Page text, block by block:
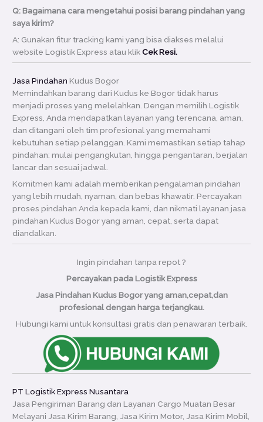
Q: Bagaimana cara mengetahui posisi barang pindahan yang
saya kirim?
A: Gunakan fitur tracking kami yang bisa diakses melalui
website Logistik Express atau klikCek Resi.
Jasa Pindahan Kudus Bogor
Memindahkan barang dari Kudus ke Bogor tidak harus
menjadi proses yang melelahkan. Dengan memilih Logistik
Express, Anda mendapatkan layanan yang terencana, aman,
dan ditangani oleh tim profesional yang memahami
kebutuhan setiap pelanggan. Kami memastikan setiap tahap
pindahan: mulai pengangkutan, hingga pengantaran, berjalan
lancar dan sesuai jadwal.
Komitmen kami adalah memberikan pengalaman pindahan
yang lebih mudah, nyaman, dan bebas khawatir. Percayakan
proses pindahan Anda kepada kami, dan nikmati layanan jasa
pindahan Kudus Bogor yang aman, cepat, serta dapat
diandalkan.
Ingin pindahan tanpa repot ?
Percayakan pada Logistik Express
Jasa Pindahan Kudus Bogor yang aman,cepat,dan
profesional dengan harga terjangkau.
Hubungi kami untuk konsultasi gratis dan penawaran terbaik.
PT Logistik Express Nusantara
Jasa Pengiriman Barang dan Layanan Cargo Muatan Besar
Melayani Jasa Kirim Barang, Jasa Kirim Motor, Jasa Kirim Mobil,